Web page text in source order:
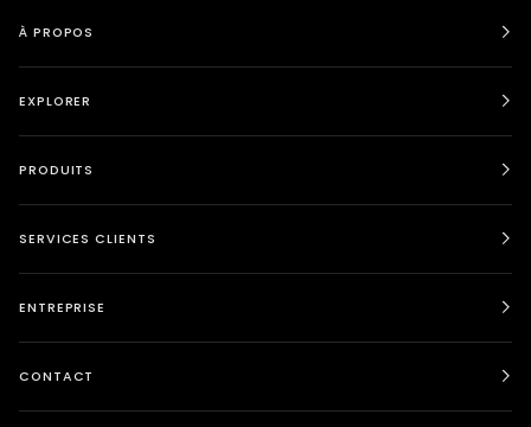
À PROPOS
EXPLORER
PRODUITS
SERVICES CLIENTS
ENTREPRISE
CONTACT